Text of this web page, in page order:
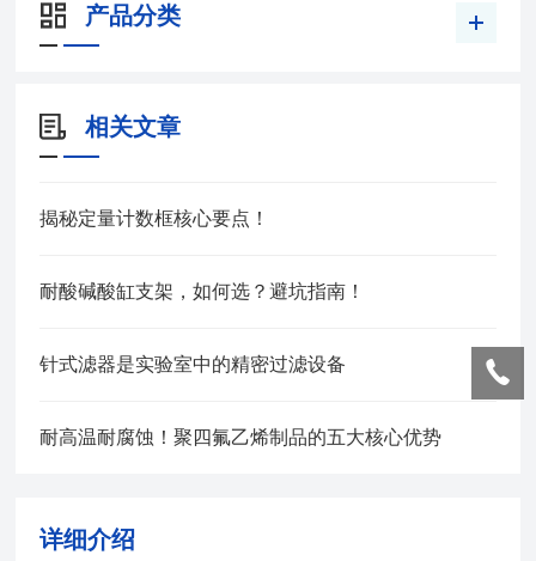
产品分类
相关文章
揭秘定量计数框核心要点！
耐酸碱酸缸支架，如何选？避坑指南！
针式滤器是实验室中的精密过滤设备
耐高温耐腐蚀！聚四氟乙烯制品的五大核心优势
详细介绍